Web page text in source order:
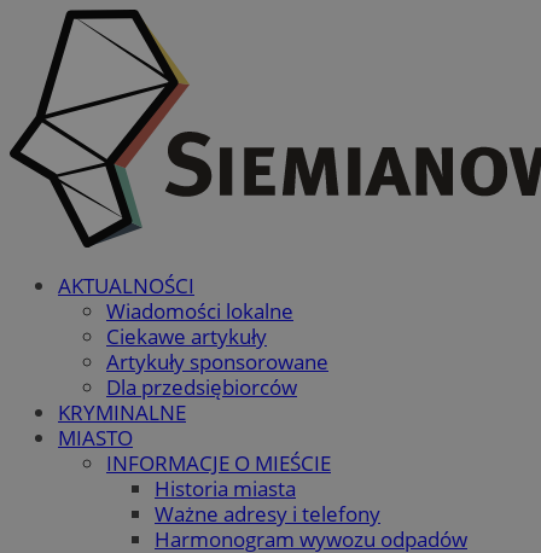
AKTUALNOŚCI
Wiadomości lokalne
Ciekawe artykuły
Artykuły sponsorowane
Dla przedsiębiorców
KRYMINALNE
MIASTO
INFORMACJE O MIEŚCIE
Historia miasta
Ważne adresy i telefony
Harmonogram wywozu odpadów